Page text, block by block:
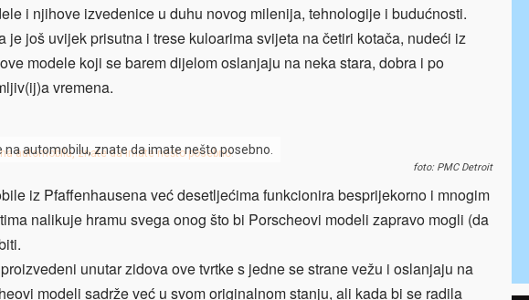
i njihove izvedenice u duhu novog milenija, tehnologije i budućnosti.
je još uvijek prisutna i trese kuloarima svijeta na četiri kotača, nudeći iz
modele koji se barem dijelom oslanjaju na neka stara, dobra i po
vremena.
na automobilu, znate da imate nešto posebno.
foto: PMC Detroit
iz Pfaffenhausena već desetljećima funkcionira besprijekorno i mnogim
nalikuje hramu svega onog što bi Porscheovi modeli zapravo mogli (da
unutar zidova ove tvrtke s jedne se strane vežu i oslanjaju na
modeli sadrže već u svom originalnom stanju, ali kada bi se radila